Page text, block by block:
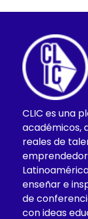
CLIC es una
académicos,
reales de
enseñar e
de
con ideas